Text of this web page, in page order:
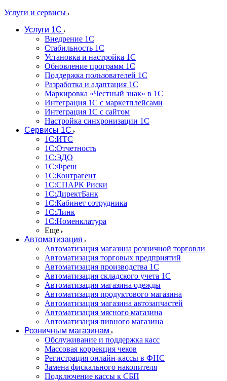
Услуги и сервисы
Услуги 1С
Внедрение 1С
Стабильность 1С
Установка и настройка 1С
Обновление программ 1С
Поддержка пользователей 1С
Разработка и адаптация 1С
Маркировка «Честный знак» в 1С
Интеграция 1С с маркетплейсами
Интеграция 1С с сайтом
Настройка синхронизации 1С
Сервисы 1С
1С:ИТС
1С:Отчетность
1С:ЭДО
1С:Фреш
1С:Контрагент
1С:CПАРК Риски
1С:ДиректБанк
1С:Кабинет сотрудника
1С:Линк
1С:Номенклатура
Еще
Автоматизация
Автоматизация магазина розничной торговли
Автоматизация торговых предприятий
Автоматизация производства 1С
Автоматизация складского учета 1C
Автоматизация магазина одежды
Автоматизация продуктового магазина
Автоматизация магазина автозапчастей
Автоматизация мясного магазина
Автоматизация пивного магазина
Розничным магазинам
Обслуживание и поддержка касс
Массовая коррекция чеков
Регистрация онлайн-кассы в ФНС
Замена фискального накопителя
Подключение кассы к СБП